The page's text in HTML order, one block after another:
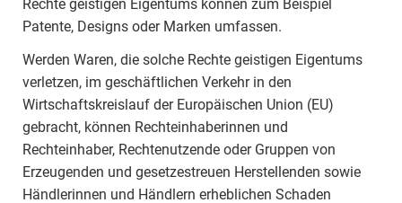
Rechte geistigen Eigentums können zum Beispiel
Patente, Designs oder Marken umfassen.
Werden Waren, die solche Rechte geistigen Eigentums
verletzen, im geschäftlichen Verkehr in den
Wirtschaftskreislauf der Europäischen Union (EU)
gebracht, können Rechteinhaberinnen und
Rechteinhaber, Rechtenutzende oder Gruppen von
Erzeugenden und gesetzestreuen Herstellenden sowie
Händlerinnen und Händlern erheblichen Schaden